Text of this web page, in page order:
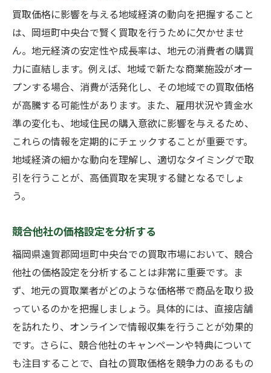
業者訪問時のチェックポイント
信頼性の高い業者の見極め方
地元ネットワークの活用方法
買取価格に影響を与える要因とその対策
市場需給バランスの影響
商品の状態が価格に与える影響
価格に影響する外的要因
価格変動に対応するための準備
交渉力を高めるためのテクニック
買取価格に影響を与える地域経済の動向を把握すること
は、岡垣町中央台で賢く買取を行うために欠かせませ
ん。地元経済の安定性や成長率は、地元の消費者の購買
力に直結します。例えば、地域で新たな商業施設がオー
プンする場合、消費が活発化し、その地域での買取価格
が高騰する可能性があります。また、雇用状況や賃金水
準の変化も、地域住民の購入意欲に影響を与えるため、
これらの情報を定期的にチェックすることが重要です。
地域経済の細かな動向を理解し、適切なタイミングで取
引を行うことが、高価買取を実現する鍵となるでしょ
う。
競合他社の価格設定を分析する
福岡県遠賀郡岡垣町中央台での買取市場において、競合
他社の価格設定を分析することは非常に重要です。ま
ず、地元の買取業者がどのような価格帯で商品を取り扱
っているのかを把握しましょう。具体的には、直接店舗
を訪れたり、オンラインで情報収集を行うことが効果的
です。さらに、競合他社のキャンペーンや特典について
も注目することで、自社の買取価格を競争力のあるもの